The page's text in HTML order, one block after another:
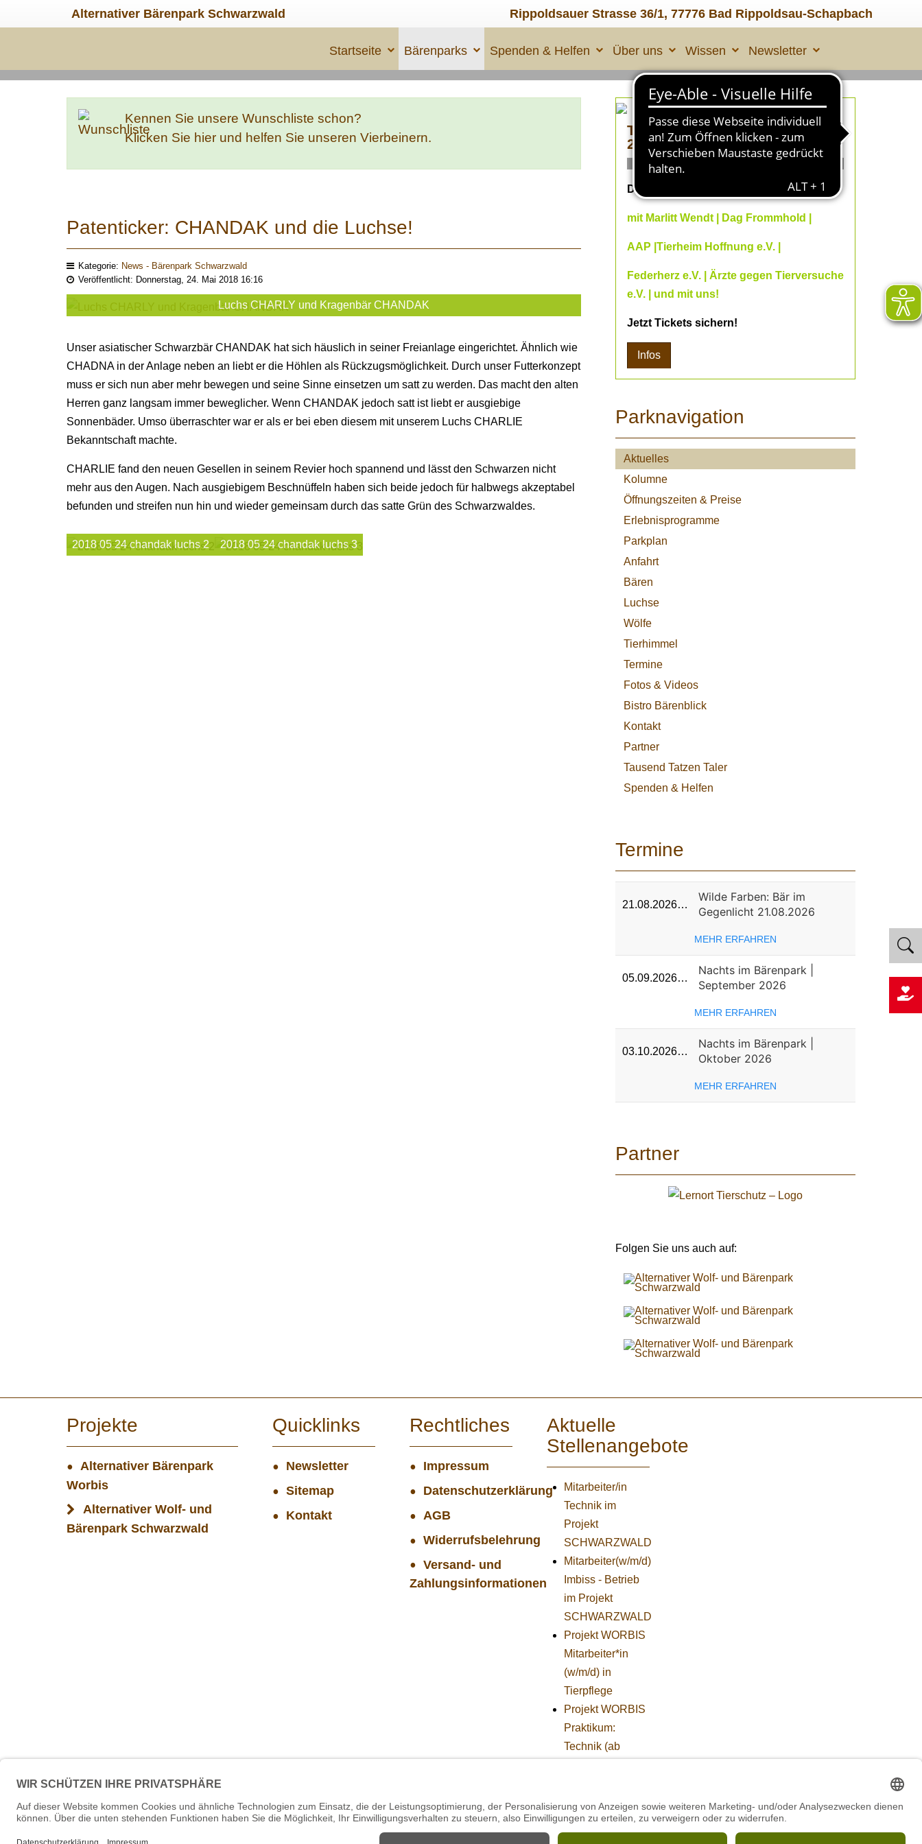
Alternativer Bärenpark Schwarzwald Rippoldsauer Strasse 36/1, 77776 Bad Rippoldsau-Schapbach
Startseite Bärenparks Spenden & Helfen Über uns Wissen Newsletter
Kennen Sie unsere Wunschliste schon?
Klicken Sie hier und helfen Sie unseren Vierbeinern.
Patenticker: CHANDAK und die Luchse!
Kategorie: News - Bärenpark Schwarzwald
Veröffentlicht: Donnerstag, 24. Mai 2018 16:16
Luchs CHARLY und Kragenbär CHANDAK
Unser asiatischer Schwarzbär CHANDAK hat sich häuslich in seiner Freianlage eingerichtet. Ähnlich wie
CHADNA in der Anlage neben an liebt er die Höhlen als Rückzugsmöglichkeit. Durch unser Futterkonzept
muss er sich nun aber mehr bewegen und seine Sinne einsetzen um satt zu werden. Das macht den alten
Herren ganz langsam immer beweglicher. Wenn CHANDAK jedoch satt ist liebt er ausgiebige
Sonnenbäder. Umso überraschter war er als er bei eben diesem mit unserem Luchs CHARLIE
Bekanntschaft machte.
CHARLIE fand den neuen Gesellen in seinem Revier hoch spannend und lässt den Schwarzen nicht
mehr aus den Augen. Nach ausgiebigem Beschnüffeln haben sich beide jedoch für halbwegs akzeptabel
befunden und streifen nun hin und wieder gemeinsam durch das satte Grün des Schwarzwaldes.
2018 05 24 chandak luchs 2 2018 05 24 chandak luchs 3
TIERLEID made in ÜBERALL
2
ONLINE Fachvorträge
Dein Online--Herbst 2026
mit Marlitt Wendt | Dag Frommhold |
AAP |Tierheim Hoffnung e.V. |
Federherz e.V. | Ärzte gegen Tierversuche
e.V. | und mit uns!
Jetzt Tickets sichern!
Infos
Parknavigation
Aktuelles
Kolumne
Öffnungszeiten & Preise
Erlebnisprogramme
Parkplan
Anfahrt
Bären
Luchse
Wölfe
Tierhimmel
Termine
Fotos & Videos
Bistro Bärenblick
Kontakt
Partner
Tausend Tatzen Taler
Spenden & Helfen
Termine
21.08.2026…
Wilde Farben: Bär im
Gegenlicht 21.08.2026
MEHR ERFAHREN
05.09.2026…
Nachts im Bärenpark |
September 2026
MEHR ERFAHREN
03.10.2026…
Nachts im Bärenpark |
Oktober 2026
MEHR ERFAHREN
Partner
Folgen Sie uns auch auf:
Projekte
Alternativer Bärenpark
Worbis
Alternativer Wolf- und
Bärenpark Schwarzwald
Quicklinks
Newsletter
Sitemap
Kontakt
Rechtliches
Impressum
Datenschutzerklärung
AGB
Widerrufsbelehrung
Versand- und
Zahlungsinformationen
Aktuelle
Stellenangebote
Mitarbeiter/in
Technik im
Projekt
SCHWARZWALD
Mitarbeiter(w/m/d)
Imbiss - Betrieb
im Projekt
SCHWARZWALD
Projekt WORBIS
Mitarbeiter*in
(w/m/d) in
Tierpflege
Projekt WORBIS
Praktikum:
Technik (ab
BÄREN -
Stellvertretende